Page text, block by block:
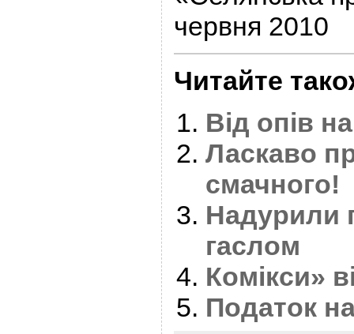
червня 2010
Читайте
Від опів
Ласкаво
смачного!
Надурили
гаслом
Комікси»
Податок на